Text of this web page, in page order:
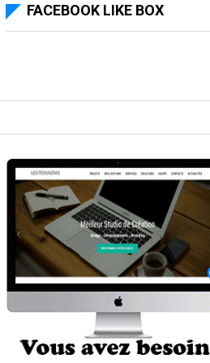
FACEBOOK LIKE BOX